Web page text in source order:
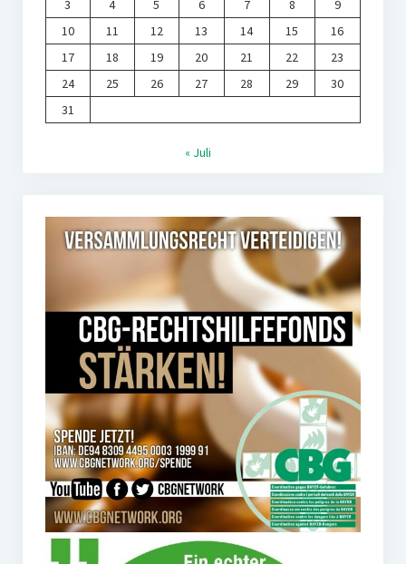
3 4 5 6 7 8
9
10
11 12 13 14 15
16
17
18 19 20 21 22
23
24
25 26 27 28 29
30
31
« Juli